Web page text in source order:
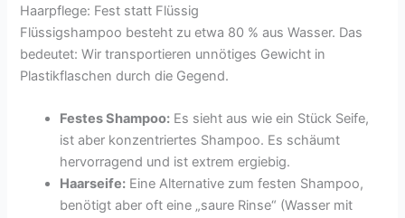
Haarpflege: Fest statt Flüssig
Flüssigshampoo besteht zu etwa 80 % aus Wasser. Das
bedeutet: Wir transportieren unnötiges Gewicht in
Plastikflaschen durch die Gegend.
Festes Shampoo: Es sieht aus wie ein Stück Seife,
ist aber konzentriertes Shampoo. Es schäumt
hervorragend und ist extrem ergiebig.
Haarseife: Eine Alternative zum festen Shampoo,
benötigt aber oft eine „saure Rinse“ (Wasser mit